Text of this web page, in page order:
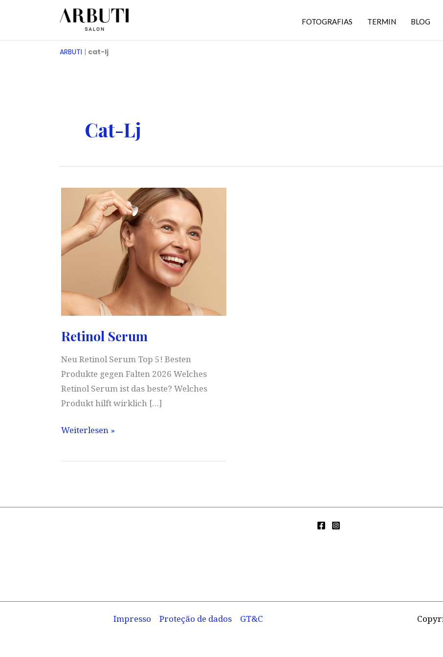
FOTOGRAFIAS TERMIN BLOG
ARBUTI | cat-lj
Cat-Lj
Retinol Serum
Neu Retinol Serum Top 5! Besten
Produkte gegen Falten 2026 Welches
Retinol Serum ist das beste? Welches
Produkt hilft wirklich […]
Retinol
Weiterlesen »
Impresso Proteção de dados GT&C